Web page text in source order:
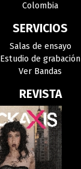
Colombia
SERVICIOS
Salas de ensayo
Estudio de grabación
Ver Bandas
REVISTA